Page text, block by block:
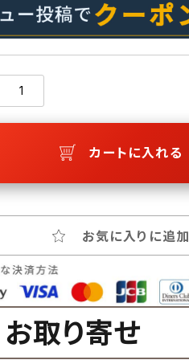
カートに入れる
お気に入りに追加
お取り寄せ